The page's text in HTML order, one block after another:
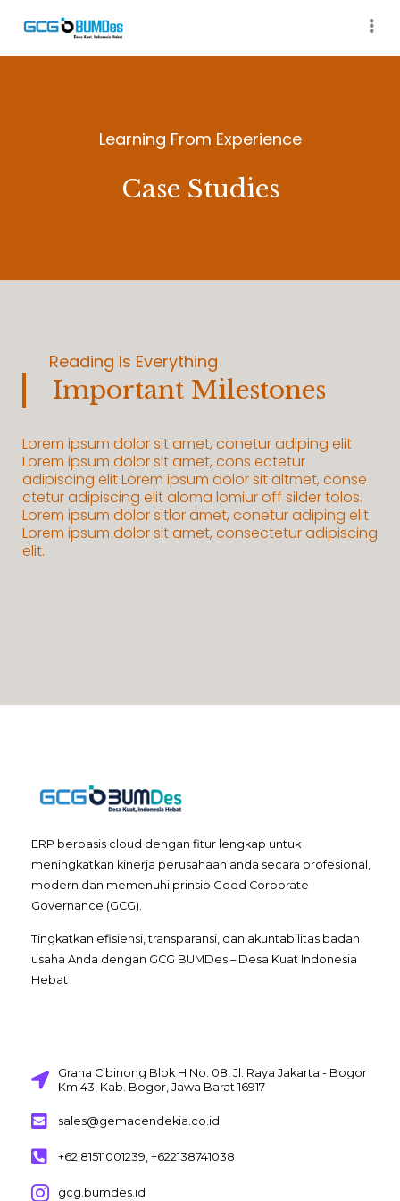
Learning From Experience
Case Studies
Reading Is Everything
Important Milestones
Lorem ipsum dolor sit amet, conetur adiping elit
Lorem ipsum dolor sit amet, cons ectetur
adipiscing elit Lorem ipsum dolor sit altmet, conse
ctetur adipiscing elit aloma lomiur off silder tolos.
Lorem ipsum dolor sitlor amet, conetur adiping elit
Lorem ipsum dolor sit amet, consectetur adipiscing
elit.
ERP berbasis cloud dengan fitur lengkap untuk
meningkatkan kinerja perusahaan anda secara profesional,
modern dan memenuhi prinsip Good Corporate
Governance (GCG).
Tingkatkan efisiensi, transparansi, dan akuntabilitas badan
usaha Anda dengan GCG BUMDes – Desa Kuat Indonesia
Hebat
Graha Cibinong Blok H No. 08, Jl. Raya Jakarta - Bogor
Km 43, Kab. Bogor, Jawa Barat 16917
sales@gemacendekia.co.id
+62 81511001239, +622138741038
gcg.bumdes.id